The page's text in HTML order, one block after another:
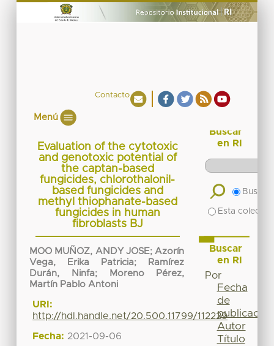
Contacto
Menú
Evaluation of the cytotoxic
and genotoxic potential of
the captan-based
fungicides, chlorothalonil-
based fungicides and
methyl thiophanate-based
fungicides in human
fibroblasts BJ
MOO MUÑOZ, ANDY JOSE;Azorín
Vega, Erika Patricia;
Ramírez
Durán, Ninfa;
Moreno Pérez,
Martín Pablo Antoni
URI:
http://hdl.handle.net/20.500.11799/112229
Fecha: 2021-09-06
Buscar
en RI
Buscar
Esta
Buscar
en RI
Por
Fecha
de
publicación
Autor
Título